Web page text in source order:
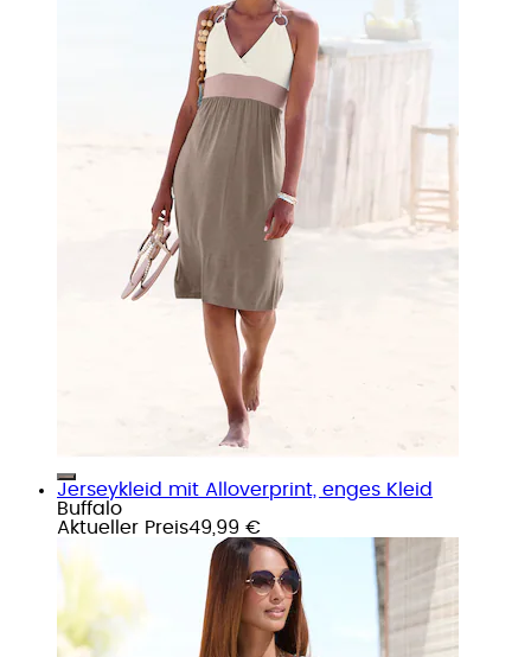
Jerseykleid mit Alloverprint, enges Kleid
Buffalo
Aktueller Preis49,99 €